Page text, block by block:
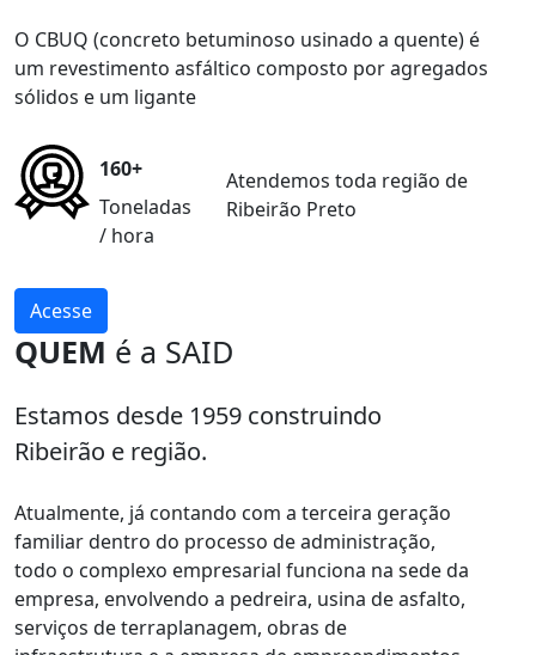
O CBUQ (concreto betuminoso usinado a quente) é
um revestimento asfáltico composto por agregados
sólidos e um ligante
160+
Toneladas
/ hora
Atendemos toda região de
Ribeirão Preto
Acesse
QUEM é a SAID
Estamos desde 1959 construindo
Ribeirão e região.
Atualmente, já contando com a terceira geração
familiar dentro do processo de administração,
todo o complexo empresarial funciona na sede da
empresa, envolvendo a pedreira, usina de asfalto,
serviços de terraplanagem, obras de